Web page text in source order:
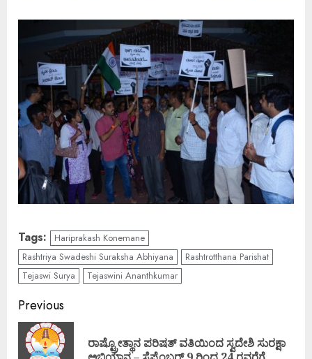
Tags:
Hariprakash Konemane
Rashtriya Swadeshi Suraksha Abhiyana
Rashtrotthana Parishat
Tejaswi Surya
Tejaswini Ananthkumar
Continue
Reading
Previous
ರಾಷ್ಟ್ರೋತ್ಥಾನ ಪರಿಷತ್ ವತಿಯಿಂದ ಸ್ವದೇಶಿ ಸುರಕ್ಷಾ